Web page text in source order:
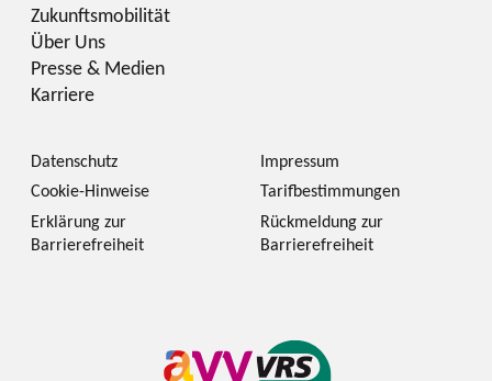
Zukunftsmobilität
Über Uns
Presse & Medien
Karriere
Datenschutz
Impressum
Cookie-Hinweise
Tarifbestimmungen
Erklärung zur
Barrierefreiheit
Rückmeldung zur
Barrierefreiheit